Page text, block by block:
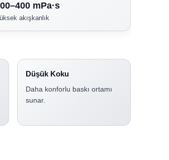
mPa·s
akışkanlık
Düşük Koku
Daha konforlu baskı ortamı
sunar.